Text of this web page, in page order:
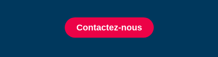
Contactez-nous